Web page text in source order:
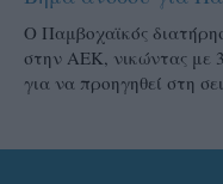
Ο Παμβοχαϊκός
στην ΑΕΚ, νικώντας με
για να προηγηθεί στη